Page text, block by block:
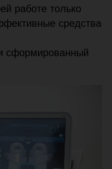
работе только
средства
сформированный